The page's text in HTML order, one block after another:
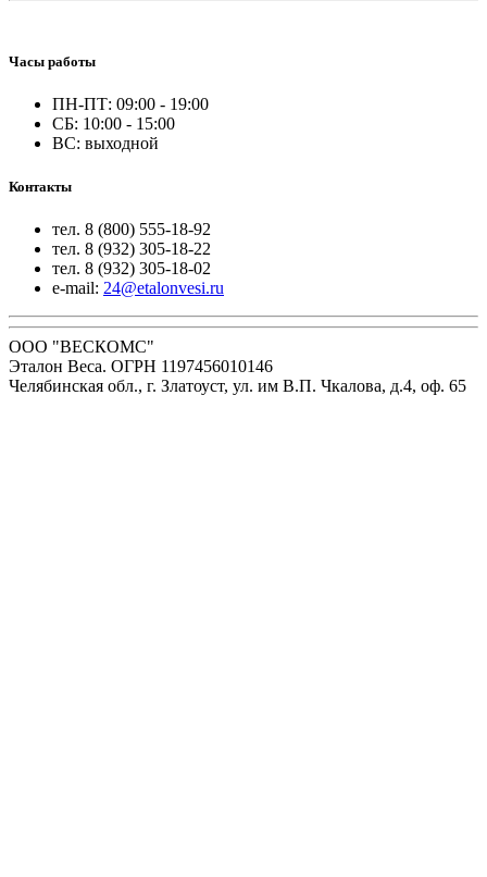
Часы работы
ПН-ПТ: 09:00 - 19:00
СБ: 10:00 - 15:00
ВС: выходной
Контакты
тел. 8 (800) 555-18-92
тел. 8 (932) 305-18-22
тел. 8 (932) 305-18-02
e-mail: 24@etalonvesi.ru
ООО "ВЕСКОМС"
Эталон Веса. ОГРН 1197456010146
Челябинская обл., г. Златоуст, ул. им В.П. Чкалова, д.4, оф. 65